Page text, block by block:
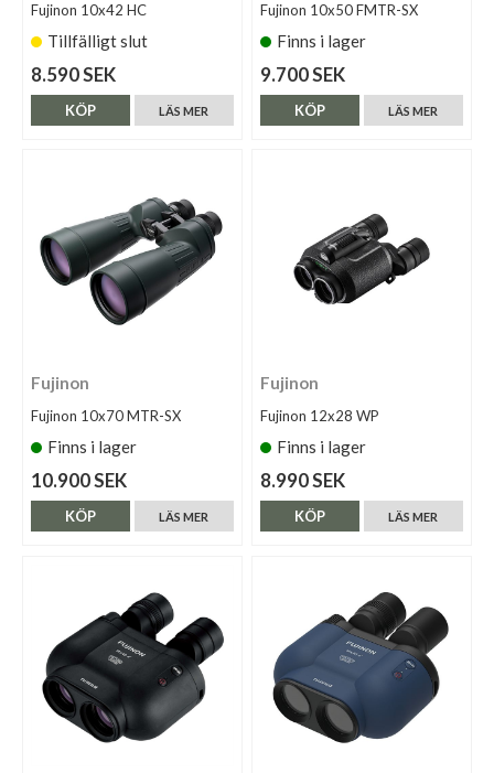
Fujinon 10x42 HC
Tillfälligt slut
8.590 SEK
LÄS MER
KÖP
Fujinon 10x50 FMTR-SX
Finns i lager
9.700 SEK
LÄS MER
KÖP
Fujinon
Fujinon 10x70 MTR-SX
Finns i lager
10.900 SEK
LÄS MER
KÖP
Fujinon
Fujinon 12x28 WP
Finns i lager
8.990 SEK
LÄS MER
KÖP